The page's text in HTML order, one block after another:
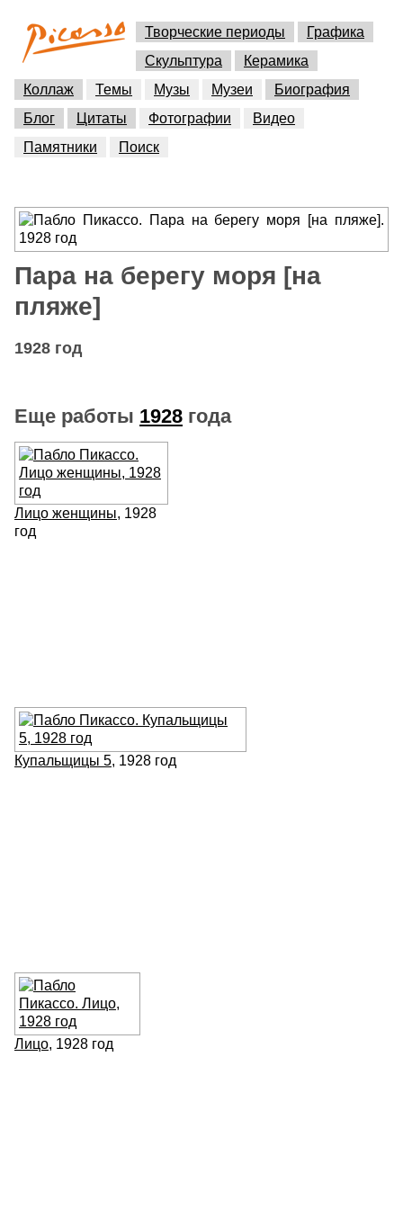
Творческие периоды
Графика
Скульптура
Керамика
Коллаж
Темы Музы Музеи
Биография
Блог
Цитаты Фотографии
Видео
Памятники
Поиск
Пара на берегу моря [на
пляже]
1928 год
Еще работы 1928 года
Лицо женщины, 1928
год
Купальщицы 5, 1928 год
Лицо, 1928 год